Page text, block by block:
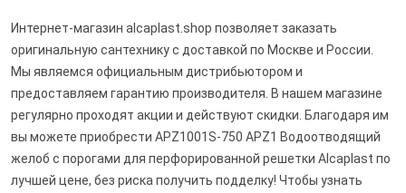
Интернет-магазин alcaplast.shop позволяет заказать
оригинальную сантехнику с доставкой по Москве и России.
Мы являемся официальным дистрибьютором и
предоставляем гарантию производителя. В нашем магазине
регулярно проходят акции и действуют скидки. Благодаря им
вы можете приобрести APZ1001S-750 APZ1 Водоотводящий
желоб с порогами для перфорированной решетки Alcaplast по
лучшей цене, без риска получить подделку! Чтобы узнать